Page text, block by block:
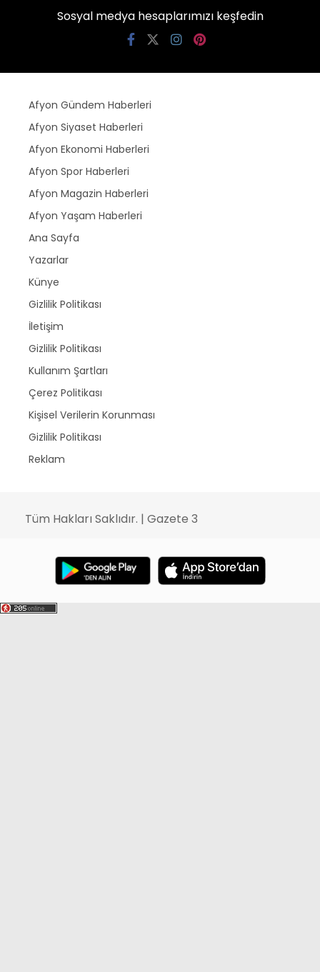
Sosyal medya hesaplarımızı keşfedin
Afyon Gündem Haberleri
Afyon Siyaset Haberleri
Afyon Ekonomi Haberleri
Afyon Spor Haberleri
Afyon Magazin Haberleri
Afyon Yaşam Haberleri
Ana Sayfa
Yazarlar
Künye
Gizlilik Politikası
İletişim
Gizlilik Politikası
Kullanım Şartları
Çerez Politikası
Kişisel Verilerin Korunması
Gizlilik Politikası
Reklam
Tüm Hakları Saklıdır. | Gazete 3